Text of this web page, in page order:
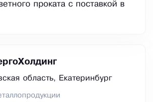
проката с поставкой в
область, Екатеринбург